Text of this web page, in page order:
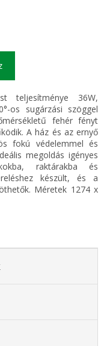
teljesítménye 36W,
os sugárzási szöggel
fehér fényt
A ház és az ernyő
fokú védelemmel és
megoldás igényes
raktárakba és
készült, és a
Méretek 1274 x